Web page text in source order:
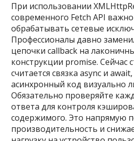
При использовании
современного Fetch API
обрабатывать сетевые
Профессионалы давно
цепочки callback на
конструкции promise. Сейчас
считается связка async и
асинхронный код визуально
Обязательно проверяйте
ответа для контроля
содержимого. Это напрямую
производительность и